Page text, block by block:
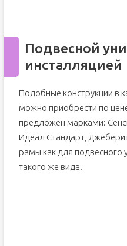
Подвесной
инсталляцией
Подобные конструкции в
можно приобрести по
предложен марками:
Идеал Стандарт,
рамы как для подвесного
такого же вида.